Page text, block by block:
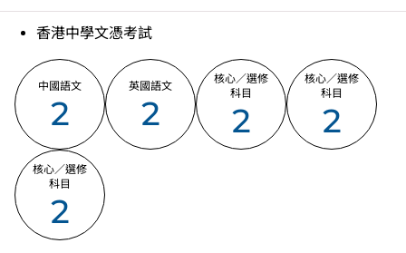
香港中學文憑考試
中國語文
2
英國語文
2
核心／選修
科目
2
核心／選修
科目
2
核心／選修
科目
2